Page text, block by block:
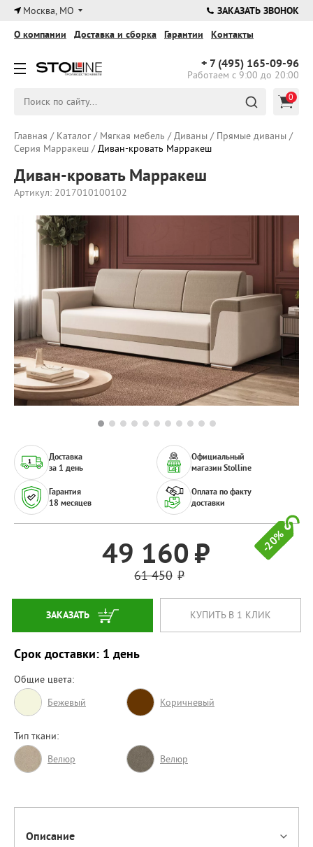
×
Москва, МО ЗАКАЗАТЬ ЗВОНОК
+ 7 (495) 165-09-96
Работаем с 9:00 до 20:00
О компании Доставка и сборка Гарантии Контакты
0
Главная / Каталог/ Мягкая мебель /Диваны / Прямые диваны /
Серия Марракеш /Диван-кровать Марракеш
Диван-кровать Марракеш
Артикул: 2017010100102
-20%
Доставка
за 1 день
Гарантия
18 месяцев
Официальный
магазин Stolline
Оплата по факту
доставки
49 160
61 450
ЗАКАЗАТЬ КУПИТЬ В 1 КЛИК
Срок доставки: 1 день
Общие цвета:
Бежевый
Коричневый
Тип ткани:
Велюр
Велюр
Описание